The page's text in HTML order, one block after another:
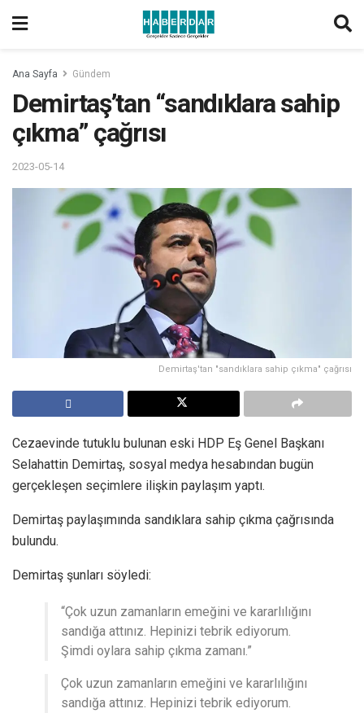
Ana Sayfa Gündem
Demirtaş’tan “sandıklara sahip
çıkma” çağrısı
2023-05-14
Demirtaş'tan "sandıklara sahip çıkma" çağrısı
Cezaevinde tutuklu bulunan eski HDP Eş Genel Başkanı
Selahattin Demirtaş, sosyal medya hesabından bugün
gerçekleşen seçimlere ilişkin paylaşım yaptı.
Demirtaş paylaşımında sandıklara sahip çıkma çağrısında
bulundu.
Demirtaş şunları söyledi:
“Çok uzun zamanların emeğini ve kararlılığını
sandığa attınız. Hepinizi tebrik ediyorum.
Şimdi oylara sahip çıkma zamanı.”
Çok uzun zamanların emeğini ve kararlılığını
sandığa attınız. Hepinizi tebrik ediyorum.